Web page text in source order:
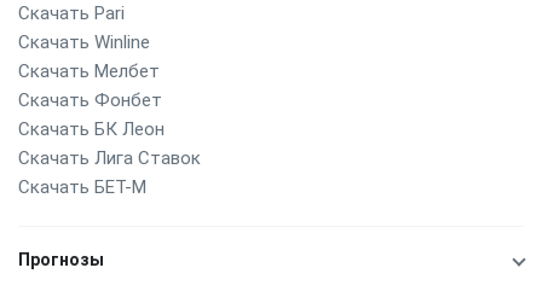
Скачать Pari
Скачать Winline
Скачать Мелбет
Скачать Фонбет
Скачать БК Леон
Скачать Лига Ставок
Скачать БЕТ-М
Прогнозы